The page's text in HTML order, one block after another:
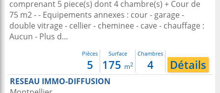
comprenant 5 piece(s) dont 4 chambre(s) + Cour de
75 m2 - - Equipements annexes : cour - garage -
double vitrage - cellier - cheminee - cave - chauffage :
Aucun - Plus d...
Pièces
5
Surface
175 m2
Chambres
4 Détails
RESEAU IMMO-DIFFUSION